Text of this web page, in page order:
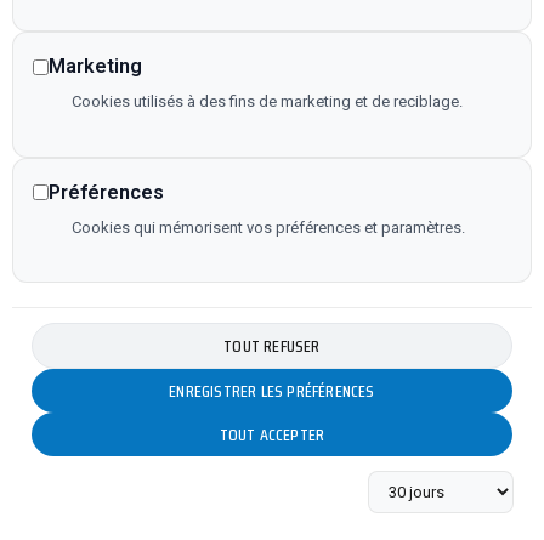
Marketing
Cookies utilisés à des fins de marketing et de reciblage.
Préférences
Cookies qui mémorisent vos préférences et paramètres.
TOUT REFUSER
ENREGISTRER LES PRÉFÉRENCES
TOUT ACCEPTER